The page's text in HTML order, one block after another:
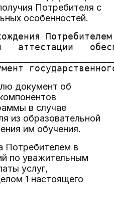
Потребителя с
особенностей.
аттестации
документ об
в случае
из образовательной
им обучения.
Потребителем в
по уважительным
услуг,
1 настоящего